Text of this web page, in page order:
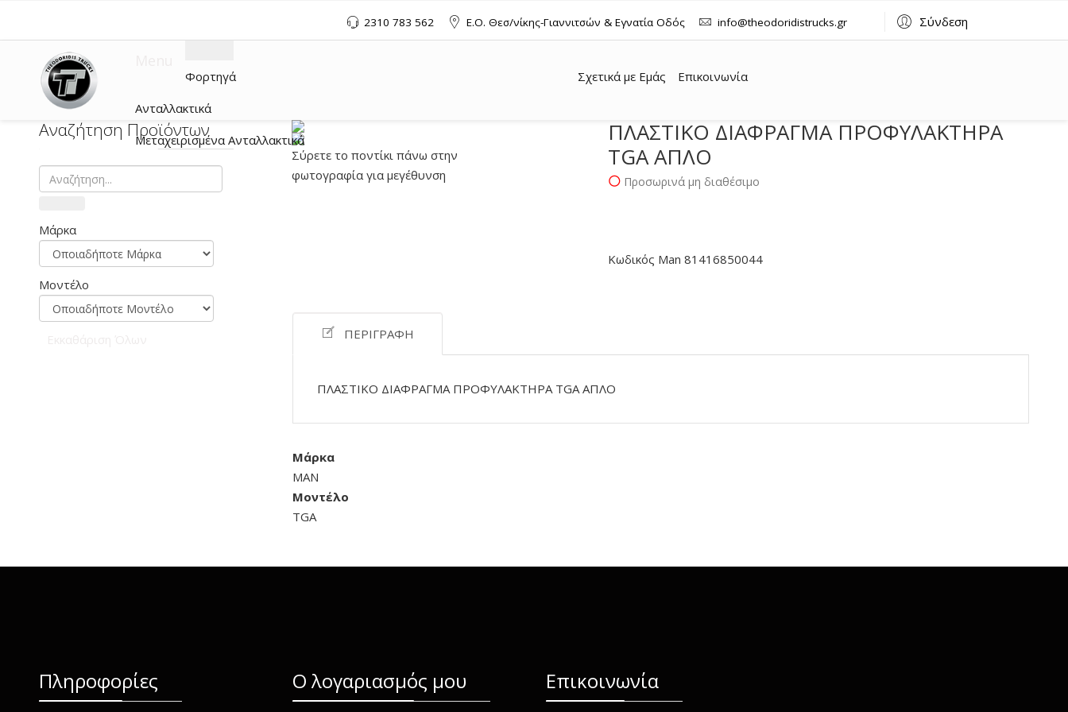
2310 783 562 Ε.Ο. Θεσ/νίκης-Γιαννιτσών & Εγνατία Οδός info@theodoridistrucks.gr Σύνδεση
Φορτηγά
Ανταλλακτικά
Μεταχειρισμένα Ανταλλακτικά
Σχετικά με Εμάς Επικοινωνία
Αναζήτηση Προϊόντων
Μάρκα
Μοντέλο
Σύρετε το ποντίκι πάνω στην
φωτογραφία για μεγέθυνση
ΠΛΑΣΤΙΚΟ ΔΙΑΦΡΑΓΜΑ ΠΡΟΦΥΛΑΚΤΗΡΑ
TGA ΑΠΛΟ
Προσωρινά μη διαθέσιμο
Κωδικός Man 81416850044
ΠΕΡΙΓΡΑΦΉ
ΠΛΑΣΤΙΚΟ ΔΙΑΦΡΑΓΜΑ ΠΡΟΦΥΛΑΚΤΗΡΑ TGA ΑΠΛΟ
Μάρκα
MAN
Μοντέλο
TGA
Πληροφορίες O λογαριασμός μου Επικοινωνία